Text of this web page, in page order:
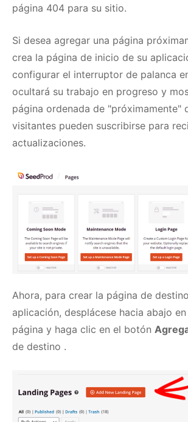
página 404 para su sitio.
Si desea agregar una página
crea la página de inicio de su
configurar el interruptor de palanca
ocultará su trabajo en progreso y
página ordenada de "próximamente"
visitantes pueden suscribirse para
actualizaciones.
Ahora, para crear la página de
aplicación, desplácese hacia abajo
página y haga clic en el botón
de destino .